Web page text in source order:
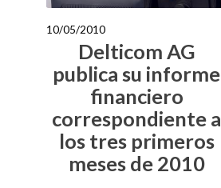
10/05/2010
Delticom AG
publica su informe
financiero
correspondiente a
los tres primeros
meses de 2010